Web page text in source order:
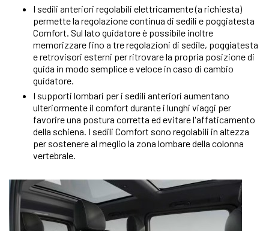
I sedili anteriori regolabili elettricamente (a richiesta)
permette la regolazione continua di sedili e poggiatesta
Comfort. Sul lato guidatore è possibile inoltre
memorizzare fino a tre regolazioni di sedile, poggiatesta
e retrovisori esterni per ritrovare la propria posizione di
guida in modo semplice e veloce in caso di cambio
guidatore.
I supporti lombari per i sedili anteriori aumentano
ulteriormente il comfort durante i lunghi viaggi per
favorire una postura corretta ed evitare l'affaticamento
della schiena. I sedili Comfort sono regolabili in altezza
per sostenere al meglio la zona lombare della colonna
vertebrale.